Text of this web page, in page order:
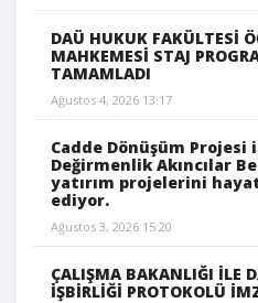
DAÜ HUKUK FAKÜLTESİ
MAHKEMESİ STAJ
TAMAMLADI
Ağustos 4, 2026 13:17
Cadde Dönüşüm Projesi
Değirmenlik Akıncılar
yatırım projelerini
ediyor.
Ağustos 3, 2026 15:20
ÇALIŞMA BAKANLIĞI İLE
İŞBİRLİĞİ PROTOKOLÜ